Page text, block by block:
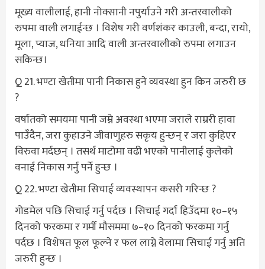
मूख्य वालीलाई, हानी नोक्सानी नपुर्याउने गरी अन्तरवालीको
रुपमा वाली लगाईन्छ । विशेष गरी वर्णशंकर काउली, बन्दा, रायो,
मूला, प्याज, धनिया आदि वाली अन्तरवालीको रुपमा लगाउन
सकिन्छ।
Q 21. भण्टा खेतीमा पानी निकास हुने व्यवस्था हुन किन जरुरी छ
?
वर्षातको समयमा पानी जम्ने अवस्था भएमा जराले राम्ररी हावा
पाउँदैन, जरा कुहाउने जीवाणुहरु सकृय हुन्छन् र जरा कुहिएर
विरुवा मर्दछन् । तसर्थ माटोमा वढी भएको पानीलाई कुलेको
वनाई निकास गर्नु पर्ने हुन्छ ।
Q 22. भण्टा खेतीमा सिचाई व्यवस्थापन कसरी गरिन्छ ?
गोडमेल पछि सिचाई गर्नु पर्दछ । सिचाई गर्दा हिउँदमा १०–१५
दिनको फरकमा र गर्मी मौसममा ७–१० दिनको फरकमा गर्नु
पर्दछ । विशेषत फूल फूल्ने र फल लाग्ने वेलामा सिचाई गर्नु अति
जरुरी हुन्छ ।